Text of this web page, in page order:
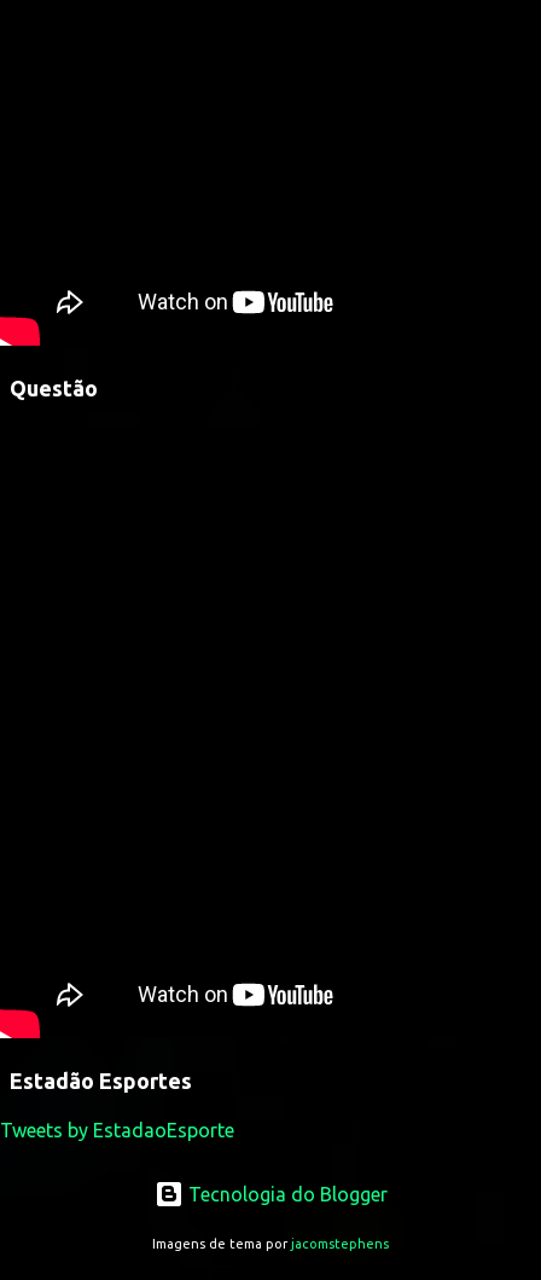
Questão
Estadão Esportes
Tweets by EstadaoEsporte
Tecnologia do Blogger
Imagens de tema porjacomstephens